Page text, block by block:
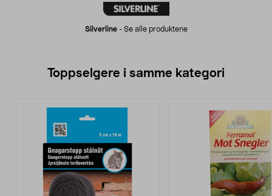
Silverline- Se alle produktene
Toppselgere i samme kategori